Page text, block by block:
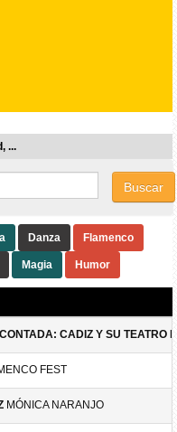
...
Buscar
Danza Flamenco
Magia Humor
CADIZ Y SU TEATRO
FEST
MÓNICA NARANJO